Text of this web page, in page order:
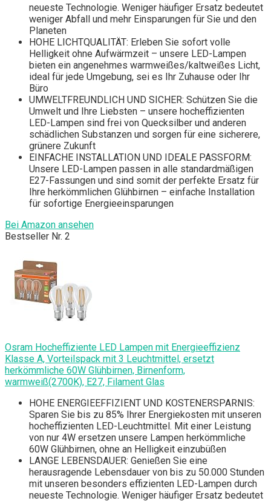
neueste Technologie. Weniger häufiger Ersatz bedeutet
weniger Abfall und mehr Einsparungen für Sie und den
Planeten
HOHE LICHTQUALITÄT: Erleben Sie sofort volle
Helligkeit ohne Aufwärmzeit – unsere LED-Lampen
bieten ein angenehmes warmweißes/kaltweißes Licht,
ideal für jede Umgebung, sei es Ihr Zuhause oder Ihr
Büro
UMWELTFREUNDLICH UND SICHER: Schützen Sie die
Umwelt und Ihre Liebsten – unsere hocheffizienten
LED-Lampen sind frei von Quecksilber und anderen
schädlichen Substanzen und sorgen für eine sicherere,
grünere Zukunft
EINFACHE INSTALLATION UND IDEALE PASSFORM:
Unsere LED-Lampen passen in alle standardmäßigen
E27-Fassungen und sind somit der perfekte Ersatz für
Ihre herkömmlichen Glühbirnen – einfache Installation
für sofortige Energieeinsparungen
Bei Amazon ansehen
Bestseller Nr. 2
Osram Hocheffiziente LED Lampen mit Energieeffizienz
Klasse A, Vorteilspack mit 3 Leuchtmittel, ersetzt
herkömmliche 60W Glühbirnen, Birnenform,
warmweiß(2700K), E27, Filament Glas
HOHE ENERGIEEFFIZIENT UND KOSTENERSPARNIS:
Sparen Sie bis zu 85% Ihrer Energiekosten mit unseren
hocheffizienten LED-Leuchtmittel. Mit einer Leistung
von nur 4W ersetzen unsere Lampen herkömmliche
60W Glühbirnen, ohne an Helligkeit einzubüßen
LANGE LEBENSDAUER: Genießen Sie eine
herausragende Lebensdauer von bis zu 50.000 Stunden
mit unseren besonders effizienten LED-Lampen durch
neueste Technologie. Weniger häufiger Ersatz bedeutet